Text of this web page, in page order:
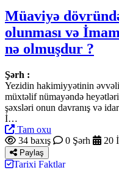
Müaviyə
olunması və
nə olmuşdur ?
Şərh :
Yezidin hakimiyyətinin
müxtəlif nümayəndə
şəxsləri onun davranış və
İ…
Tam oxu
34 baxış
0 Şərh 20
Paylaş
Tarixi Faktlar